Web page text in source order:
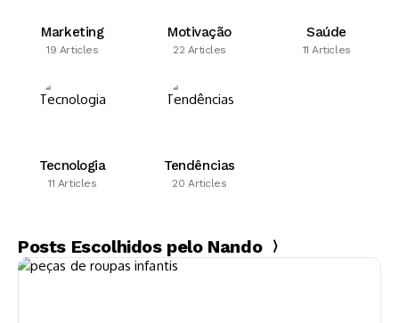
Marketing
19 Articles
Motivação
22 Articles
Saúde
11 Articles
Tecnologia
11 Articles
Tendências
20 Articles
Posts Escolhidos pelo Nando